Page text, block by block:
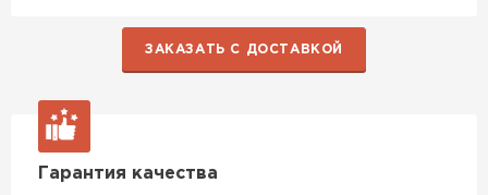
ЗАКАЗАТЬ С ДОСТАВКОЙ
Гарантия качества
Утеплитель Ursa